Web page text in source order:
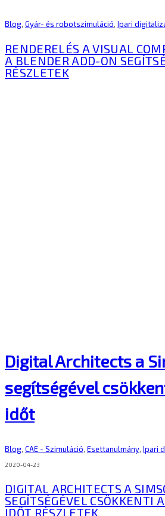
Blog, Gyár- és robotszimuláció, Ipari
RENDERELÉS A VISUAL
A BLENDER ADD-ON
RÉSZLETEK
Digital Architects a
segítségével
időt
Blog, CAE - Szimuláció, Esettanulmány, Ipari
2020-04-23
DIGITAL ARCHITECTS A
SEGÍTSÉGÉVEL CSÖKKENTI
IDŐT RÉSZLETEK